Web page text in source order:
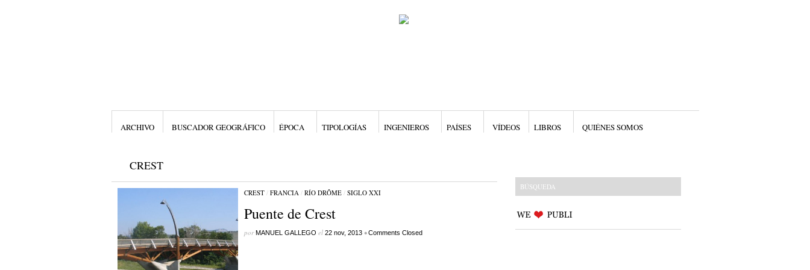
ARCHIVO BUSCADOR GEOGRÁFICO ÉPOCA TIPOLOGÍAS INGENIEROS PAÍSES VÍDEOS LIBROS QUIÉNES SOMOS
CREST
CREST/ FRANCIA/ RÍO DRÔME/ SIGLO XXI
Puente de Crest
porMANUEL GALLEGO el 22 nov, 2013 •Comments Closed